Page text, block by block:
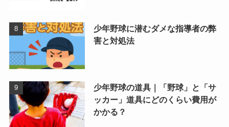
少年野球に潜むダメな指導者の弊
害と対処法
少年野球の道具｜「野球」と「サ
ッカー」道具にどのくらい費用が
かかる？